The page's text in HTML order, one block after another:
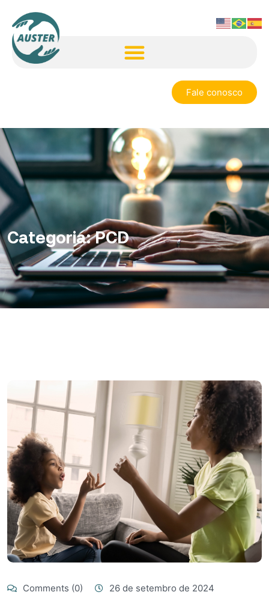
Fale conosco
Categoria:PCD
Comments (0)
26 de setembro de 2024